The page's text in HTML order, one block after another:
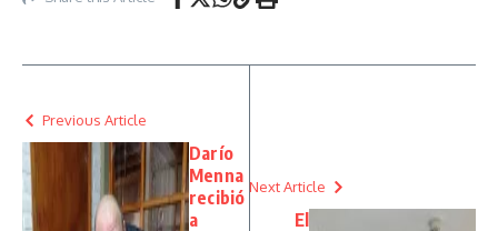
Previous Article
Darío
Menna
recibió
a
Next Article
El